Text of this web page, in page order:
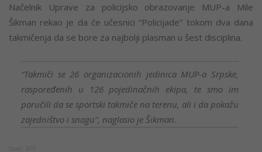
Načelnik Uprave za policijsko obrazovanje MUP-a Mile
Šikman rekao je da će učesnici “Policijade” tokom dva dana
takmičenja da se bore za najbolji plasman u šest disciplina.
“Takmiči se 26 organizacionih jedinica MUP-a Srpske,
raspoređenih u 126 pojedinačnih ekipa, te smo im
poručili da se sportski takmiče na terenu, ali i da pokažu
zajedništvo i snagu”, naglasio je Šikman.